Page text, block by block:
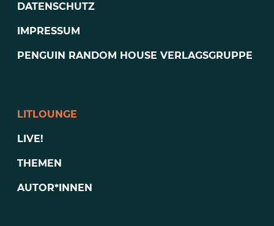
DATENSCHUTZ
IMPRESSUM
PENGUIN RANDOM HOUSE VERLAGSGRUPPE
LITLOUNGE
LIVE!
THEMEN
AUTOR*INNEN